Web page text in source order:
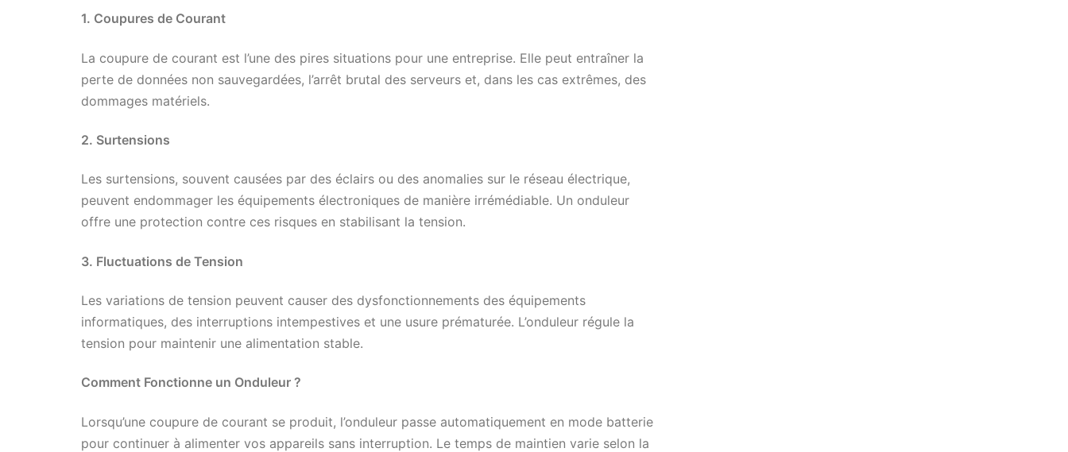
1. Coupures de Courant
La coupure de courant est l’une des pires situations pour une entreprise. Elle peut entraîner la
perte de données non sauvegardées, l’arrêt brutal des serveurs et, dans les cas extrêmes, des
dommages matériels.
2. Surtensions
Les surtensions, souvent causées par des éclairs ou des anomalies sur le réseau électrique,
peuvent endommager les équipements électroniques de manière irrémédiable. Un onduleur
offre une protection contre ces risques en stabilisant la tension.
3. Fluctuations de Tension
Les variations de tension peuvent causer des dysfonctionnements des équipements
informatiques, des interruptions intempestives et une usure prématurée. L’onduleur régule la
tension pour maintenir une alimentation stable.
Comment Fonctionne un Onduleur ?
Lorsqu’une coupure de courant se produit, l’onduleur passe automatiquement en mode batterie
pour continuer à alimenter vos appareils sans interruption. Le temps de maintien varie selon la